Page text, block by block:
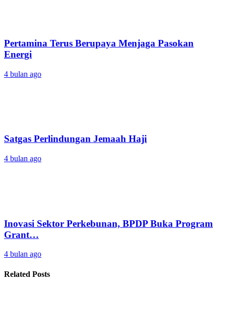
Pertamina Terus Berupaya Menjaga Pasokan
Energi
4 bulan ago
Satgas Perlindungan Jemaah Haji
4 bulan ago
Inovasi Sektor Perkebunan, BPDP Buka Program
Grant…
4 bulan ago
Related Posts